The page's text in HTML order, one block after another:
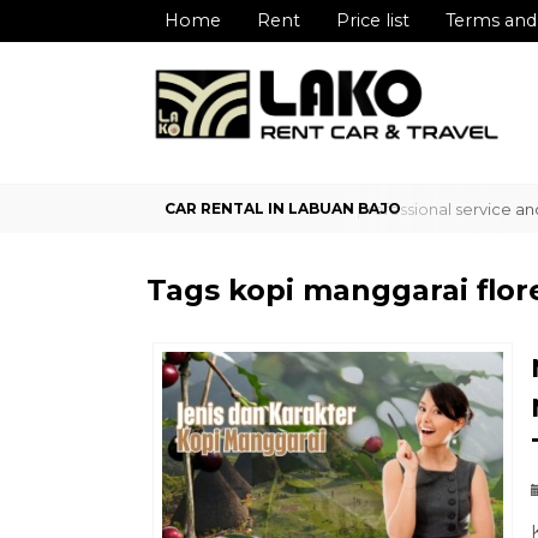
Home Rent Price list Terms
car rental service in Labuan Bajo with professional service
Tags kopi manggarai